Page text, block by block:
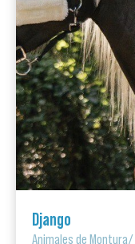
Django
Animales de Montura/